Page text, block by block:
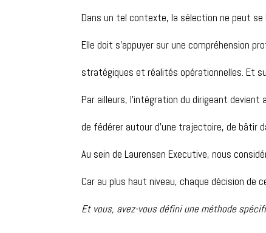
Dans un tel contexte, la sélection ne peut se
Elle doit s’appuyer sur une compréhension
stratégiques et réalités opérationnelles. Et
Par ailleurs, l’intégration du dirigeant
de fédérer autour d’une trajectoire, de bâtir
Au sein de Laurensen Executive, nous
Car au plus haut niveau, chaque décision de
Et vous, avez-vous défini une méthode